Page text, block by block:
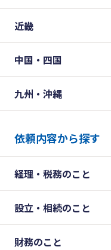
近畿
中国・四国
九州・沖縄
依頼内容から探す
経理・税務のこと
設立・相続のこと
財務のこと